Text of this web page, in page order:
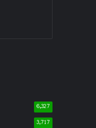
6,327
3,717